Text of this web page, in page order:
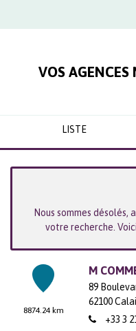
VOS
LISTE
Nous sommes désolés,
votre recherche.
8874.24 km
M
89
62100
+33 3